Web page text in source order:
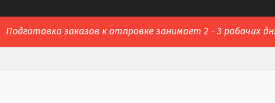
Подготовка заказов к отправке занимает 2 - 3 рабочих